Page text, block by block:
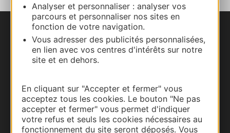
Analyser et personnaliser : analyser vos
parcours et personnaliser nos sites en
fonction de votre navigation.
Vous adresser des publicités personnalisées,
en lien avec vos centres d'intérêts sur notre
site et en dehors.
En cliquant sur "Accepter et fermer" vous
acceptez tous les cookies. Le bouton "Ne pas
accepter et fermer" vous permet d'indiquer
votre refus et seuls les cookies nécessaires au
fonctionnement du site seront déposés. Vous
Nous contacter
Carte interactive
Documentation